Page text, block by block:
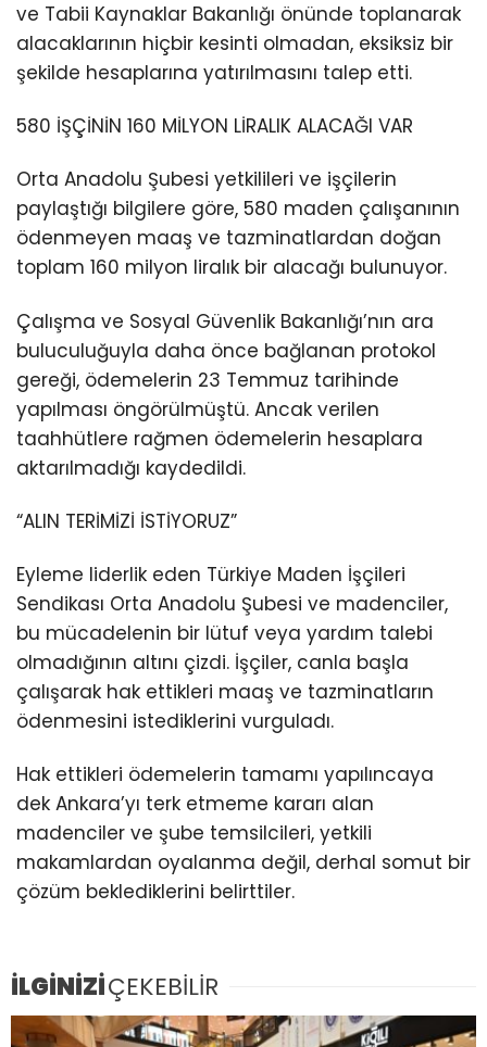
ve Tabii Kaynaklar Bakanlığı önünde toplanarak
alacaklarının hiçbir kesinti olmadan, eksiksiz bir
şekilde hesaplarına yatırılmasını talep etti.
580 İŞÇİNİN 160 MİLYON LİRALIK ALACAĞI VAR
Orta Anadolu Şubesi yetkilileri ve işçilerin
paylaştığı bilgilere göre, 580 maden çalışanının
ödenmeyen maaş ve tazminatlardan doğan
toplam 160 milyon liralık bir alacağı bulunuyor.
Çalışma ve Sosyal Güvenlik Bakanlığı’nın ara
buluculuğuyla daha önce bağlanan protokol
gereği, ödemelerin 23 Temmuz tarihinde
yapılması öngörülmüştü. Ancak verilen
taahhütlere rağmen ödemelerin hesaplara
aktarılmadığı kaydedildi.
“ALIN TERİMİZİ İSTİYORUZ”
Eyleme liderlik eden Türkiye Maden İşçileri
Sendikası Orta Anadolu Şubesi ve madenciler,
bu mücadelenin bir lütuf veya yardım talebi
olmadığının altını çizdi. İşçiler, canla başla
çalışarak hak ettikleri maaş ve tazminatların
ödenmesini istediklerini vurguladı.
Hak ettikleri ödemelerin tamamı yapılıncaya
dek Ankara’yı terk etmeme kararı alan
madenciler ve şube temsilcileri, yetkili
makamlardan oyalanma değil, derhal somut bir
çözüm beklediklerini belirttiler.
İLGİNİZİÇEKEBİLİR